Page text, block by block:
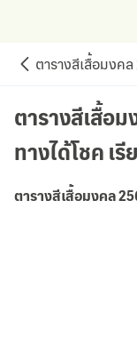
ตารางสีเสื้อม
ทางได้โชค เ
ตารางสีเสื้อมงคล